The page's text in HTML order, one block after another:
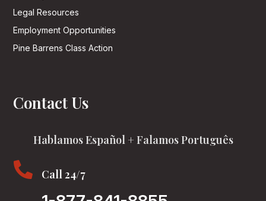
Legal Resources
Employment Opportunities
Pine Barrens Class Action
Contact Us
Hablamos Español + Falamos Português
 Call 24/7